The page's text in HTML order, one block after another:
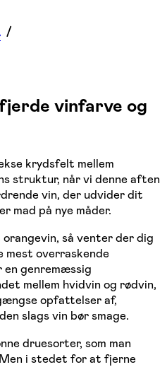
vinfarve og
krydsfelt mellem
struktur, når vi denne aften
vin, der udvider dit
mad på nye måder.
så venter der dig
mest overraskende
en genremæssig
mellem hvidvin og rødvin,
opfattelser af,
slags vin bør smage.
druesorter, som man
i stedet for at fjerne